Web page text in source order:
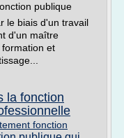
publique
le biais d'un travail
d'un maître
et
la fonction
fonction